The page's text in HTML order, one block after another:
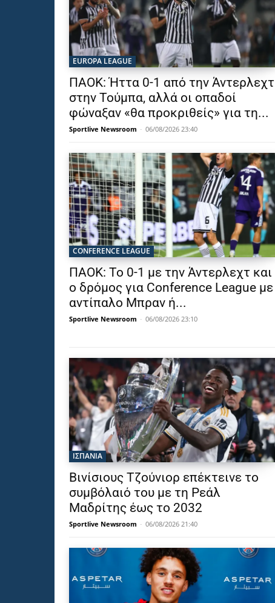
EUROPA LEAGUE
ΠΑΟΚ: Ήττα 0-1 από την Άντερλεχτ
στην Τούμπα, αλλά οι οπαδοί
φώναξαν «θα προκριθείς» για τη...
Sportlive Newsroom - 06/08/2026 23:40
CONFERENCE LEAGUE
ΠΑΟΚ: Το 0-1 με την Άντερλεχτ και
ο δρόμος για Conference League με
αντίπαλο Μπραν ή...
Sportlive Newsroom - 06/08/2026 23:10
ΙΣΠΑΝΙΑ
Βινίσιους Τζούνιορ επέκτεινε το
συμβόλαιό του με τη Ρεάλ
Μαδρίτης έως το 2032
Sportlive Newsroom - 06/08/2026 21:40